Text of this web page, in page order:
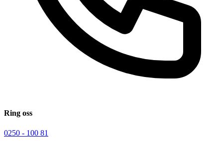
Ring oss
0250 - 100 81